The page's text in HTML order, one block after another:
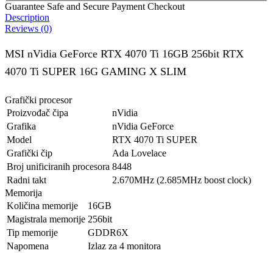
Guarantee Safe and Secure Payment Checkout
Description
Reviews (0)
MSI nVidia GeForce RTX 4070 Ti 16GB 256bit RTX
4070 Ti SUPER 16G GAMING X SLIM
Grafički procesor
Proizvođač čipa
nVidia
Grafika
nVidia GeForce
Model
RTX 4070 Ti SUPER
Grafički čip
Ada Lovelace
Broj unificiranih procesora 8448
Radni takt
2.670MHz (2.685MHz boost clock)
Memorija
Količina memorije
16GB
Magistrala memorije 256bit
Tip memorije
GDDR6X
Napomena
Izlaz za 4 monitora